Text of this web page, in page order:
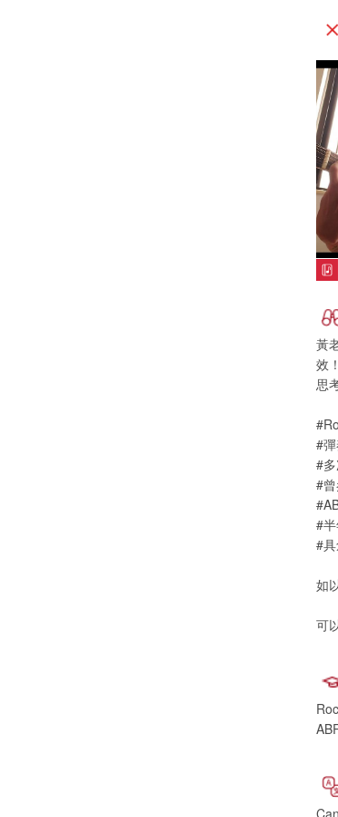
黃
效
思
#
#
#
#
#
如
可